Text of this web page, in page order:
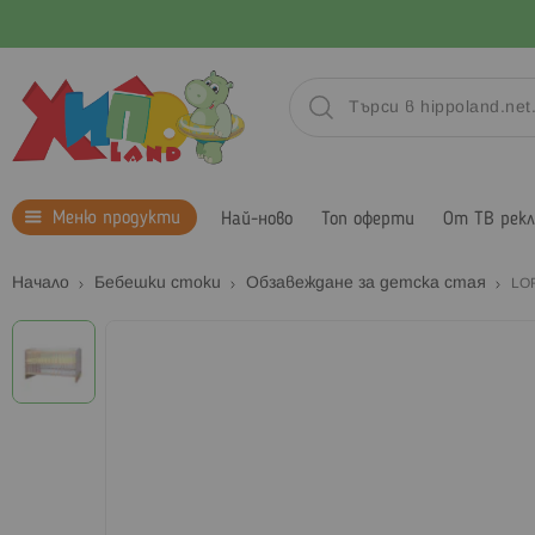
Меню продукти Най-ново Топ оферти От ТВ
Начало Бебешки стоки Обзавеждане за детска стая
Преминете
към
края
на